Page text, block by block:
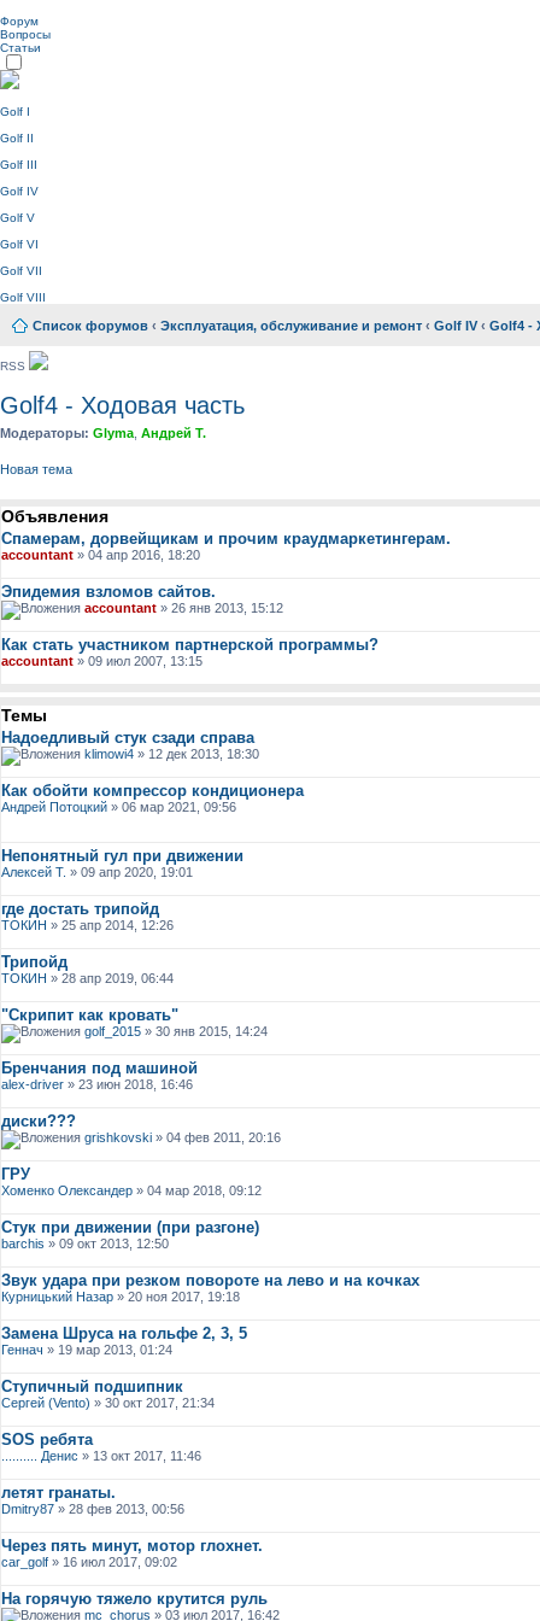
Форум
Вопросы
Статьи
Golf I
Golf II
Golf III
Golf IV
Golf V
Golf VI
Golf VII
Golf VIII
Список форумов ‹ Эксплуатация, обслуживание и ремонт ‹ Golf IV ‹ Golf4 -
RSS
Golf4 - Ходовая часть
Модераторы: Glyma Андрей Т.
Новая тема
Объявления
Спамерам, дорвейщикам и прочим краудмаркетингерам.
accountant » 04 апр 2016, 18:20
Эпидемия взломов сайтов.
accountant » 26 янв 2013, 15:12
Как стать участником партнерской программы?
accountant » 09 июл 2007, 13:15
Темы
Надоедливый стук сзади справа
klimowi4 » 12 дек 2013, 18:30
Как обойти компрессор кондиционера
Андрей Потоцкий » 06 мар 2021, 09:56
Непонятный гул при движении
Алексей Т. » 09 апр 2020, 19:01
где достать трипойд
ТОКИН » 25 апр 2014, 12:26
Трипойд
ТОКИН » 28 апр 2019, 06:44
"Скрипит как кровать"
golf_2015 » 30 янв 2015, 14:24
Бренчания под машиной
alex-driver » 23 июн 2018, 16:46
диски???
grishkovski » 04 фев 2011, 20:16
ГРУ
Хоменко Олександер » 04 мар 2018, 09:12
Стук при движении (при разгоне)
barchis » 09 окт 2013, 12:50
Звук удара при резком повороте на лево и на кочках
Курницький Назар » 20 ноя 2017, 19:18
Замена Шруса на гольфе 2, 3, 5
Геннач » 19 мар 2013, 01:24
Ступичный подшипник
Сергей (Vento) » 30 окт 2017, 21:34
SOS ребята
.......... Денис » 13 окт 2017, 11:46
летят гранаты.
Dmitry87 » 28 фев 2013, 00:56
Через пять минут, мотор глохнет.
car_golf » 16 июл 2017, 09:02
На горячую тяжело крутится руль
mc_chorus » 03 июл 2017, 16:42